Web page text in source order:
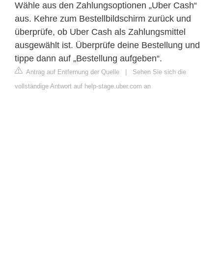
Wähle aus den Zahlungsoptionen „Uber Cash“
aus. Kehre zum Bestellbildschirm zurück und
überprüfe, ob Uber Cash als Zahlungsmittel
ausgewählt ist. Überprüfe deine Bestellung und
tippe dann auf „Bestellung aufgeben“.
Antrag auf Entfernung der Quelle
Sehen Sie sich die
vollständige Antwort auf help-stage.uber.com an